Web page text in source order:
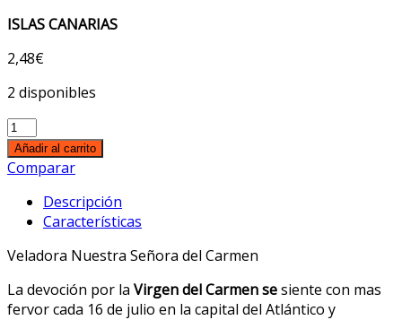
ISLAS CANARIAS
2,48€
2 disponibles
Veladora
Nuestra
Señora
Carmen
550g
Añadir al carrito
Comparar
Descripción
Características
Veladora Nuestra Señora del Carmen
La devoción por la Virgen del Carmen sesiente con mas
fervor cada 16 de julio en la capital del Atlántico y